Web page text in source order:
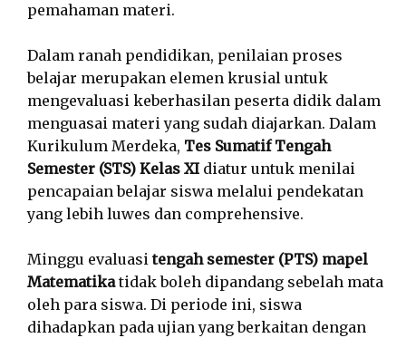
pemahaman materi.
Dalam ranah pendidikan, penilaian proses
belajar merupakan elemen krusial untuk
mengevaluasi keberhasilan peserta didik dalam
menguasai materi yang sudah diajarkan. Dalam
Kurikulum Merdeka, Tes Sumatif Tengah
Semester (STS) Kelas XI diatur untuk menilai
pencapaian belajar siswa melalui pendekatan
yang lebih luwes dan comprehensive.
Minggu evaluasitengah semester (PTS) mapel
Matematikatidak boleh dipandang sebelah mata
oleh para siswa. Di periode ini, siswa
dihadapkan pada ujian yang berkaitan dengan